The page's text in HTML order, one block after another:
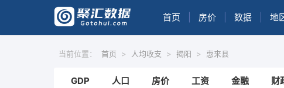
首页 房价 数据 地
当前位置： 首页 > 人均收支 > 揭阳 > 惠来县
GDP 人口 房价 工资 金融 财